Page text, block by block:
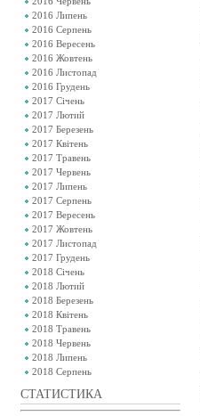
2016 Липень
2016 Серпень
2016 Вересень
2016 Жовтень
2016 Листопад
2016 Грудень
2017 Січень
2017 Лютий
2017 Березень
2017 Квітень
2017 Травень
2017 Червень
2017 Липень
2017 Серпень
2017 Вересень
2017 Жовтень
2017 Листопад
2017 Грудень
2018 Січень
2018 Лютий
2018 Березень
2018 Квітень
2018 Травень
2018 Червень
2018 Липень
2018 Серпень
СТАТИСТИКА